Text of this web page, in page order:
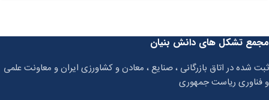
مجمع تشکل های دانش بنیان
ثبت شده در اتاق بازرگانی ، صنایع ، معادن و کشاورزی ایران و معاونت علمی
و فناوری ریاست جمهوری